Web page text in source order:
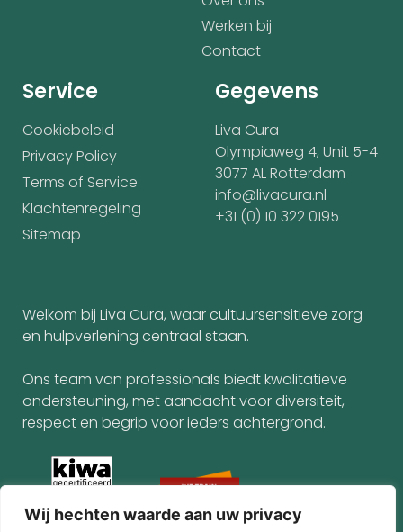
Wij hechten waarde aan uw privacy
Werken bij
Contact
Service
Cookiebeleid
Privacy Policy
Terms of Service
Klachtenregeling
Sitemap
Gegevens
Liva Cura
Olympiaweg 4, Unit 5-4
3077 AL Rotterdam
info@livacura.nl
+31 (0) 10 322 0195
Welkom bij Liva Cura, waar cultuursensitieve zorg
en hulpverlening centraal staan.
Ons team van professionals biedt kwalitatieve
ondersteuning, met aandacht voor diversiteit,
respect en begrip voor ieders achtergrond.